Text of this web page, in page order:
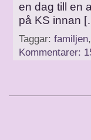
en dag till en
på KS innan
Taggar: familjen,
Kommentarer: